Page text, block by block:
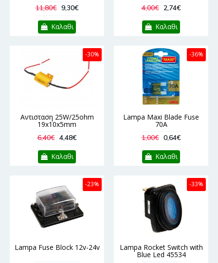
11,80€ 9,30€
Καλαθι
4,00€ 2,74€
Καλαθι
-30%
Αντισταση 25W/25ohm
19x10x5mm
6,40€ 4,48€
Καλαθι
-36%
Lampa Maxi Blade Fuse
70A
1,00€ 0,64€
Καλαθι
-23%
Lampa Fuse Block 12v-24v
-33%
Lampa Rocket Switch with
Blue Led 45534